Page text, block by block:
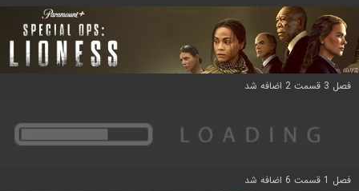
فصل 3 قسمت 2 اضافه شد
فصل 1 قسمت 6 اضافه شد